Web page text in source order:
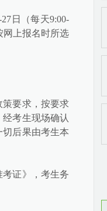
日（每天9:00-
网上报名时所选
策要求，按要求
考生现场确认
后果由考生本
考证》，考生务